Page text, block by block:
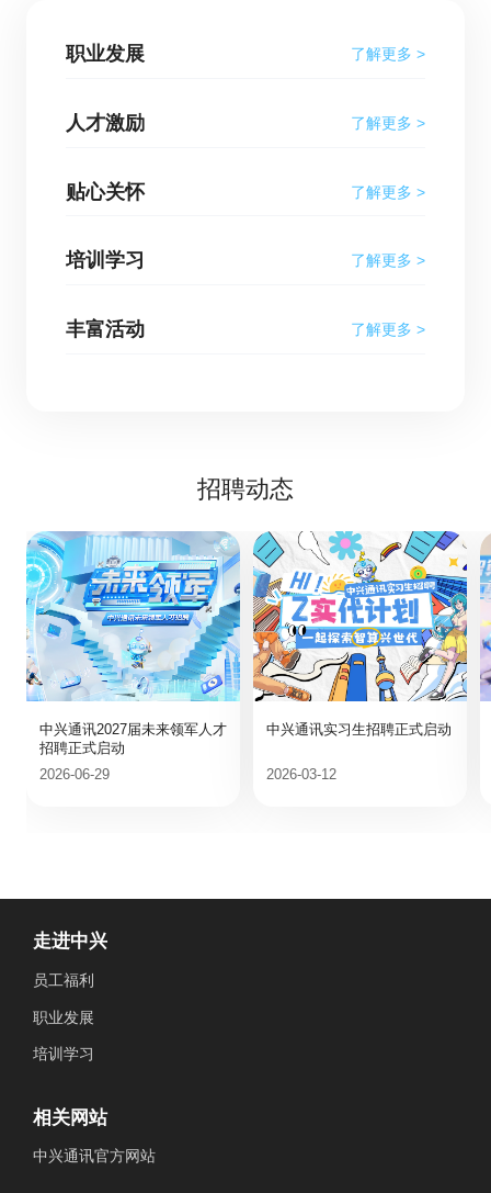
职业发展 了解更多 >
人才激励 了解更多 >
贴心关怀 了解更多 >
培训学习 了解更多 >
丰富活动 了解更多 >
招聘动态
中兴通讯2027届未来领军人才
招聘正式启动
2026-06-29
中兴通讯实习生招聘正式启动
2026-03-12
走进中兴
员工福利
职业发展
培训学习
相关网站
中兴通讯官方网站